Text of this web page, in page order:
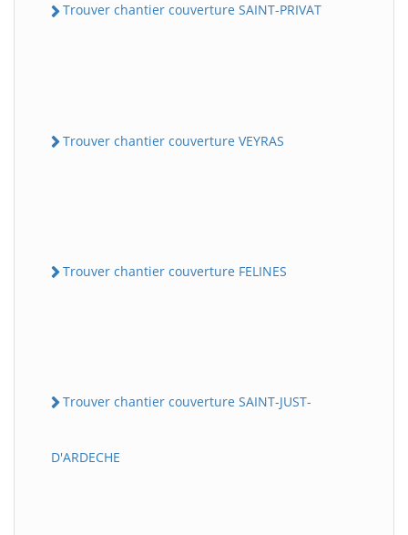
Trouver chantier couverture SAINT-PRIVAT
Trouver chantier couverture VEYRAS
Trouver chantier couverture FELINES
Trouver chantier couverture SAINT-JUST-
D'ARDECHE